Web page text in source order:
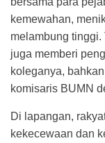
kemewahan,
melambung
juga memberi
koleganya,
komisaris BUMN
Di lapangan,
kekecewaan dan